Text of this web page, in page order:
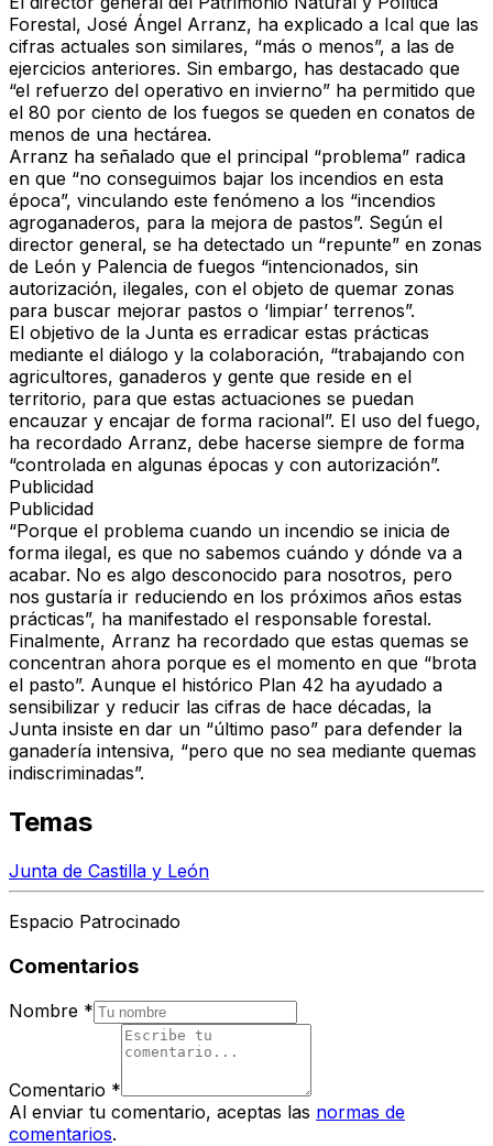
Forestal, José Ángel Arranz, ha explicado a Ical que las
cifras actuales son similares, “más o menos”, a las de
ejercicios anteriores. Sin embargo, has destacado que
“el refuerzo del operativo en invierno” ha permitido que
el 80 por ciento de los fuegos se queden en conatos de
menos de una hectárea.
Arranz ha señalado que el principal “problema” radica
en que “no conseguimos bajar los incendios en esta
época”, vinculando este fenómeno a los “incendios
agroganaderos, para la mejora de pastos”. Según el
director general, se ha detectado un “repunte” en zonas
de León y Palencia de fuegos “intencionados, sin
autorización, ilegales, con el objeto de quemar zonas
para buscar mejorar pastos o ‘limpiar’ terrenos”.
El objetivo de la Junta es erradicar estas prácticas
mediante el diálogo y la colaboración, “trabajando con
agricultores, ganaderos y gente que reside en el
territorio, para que estas actuaciones se puedan
encauzar y encajar de forma racional”. El uso del fuego,
ha recordado Arranz, debe hacerse siempre de forma
“controlada en algunas épocas y con autorización”.
Publicidad
Publicidad
“Porque el problema cuando un incendio se inicia de
forma ilegal, es que no sabemos cuándo y dónde va a
acabar. No es algo desconocido para nosotros, pero
nos gustaría ir reduciendo en los próximos años estas
prácticas”, ha manifestado el responsable forestal.
Finalmente, Arranz ha recordado que estas quemas se
concentran ahora porque es el momento en que “brota
el pasto”. Aunque el histórico Plan 42 ha ayudado a
sensibilizar y reducir las cifras de hace décadas, la
Junta insiste en dar un “último paso” para defender la
ganadería intensiva, “pero que no sea mediante quemas
indiscriminadas”.
Temas
Junta de Castilla y León
Espacio Patrocinado
Comentarios
Nombre *
Comentario *
Al enviar tu comentario, aceptas las normas de
comentarios.